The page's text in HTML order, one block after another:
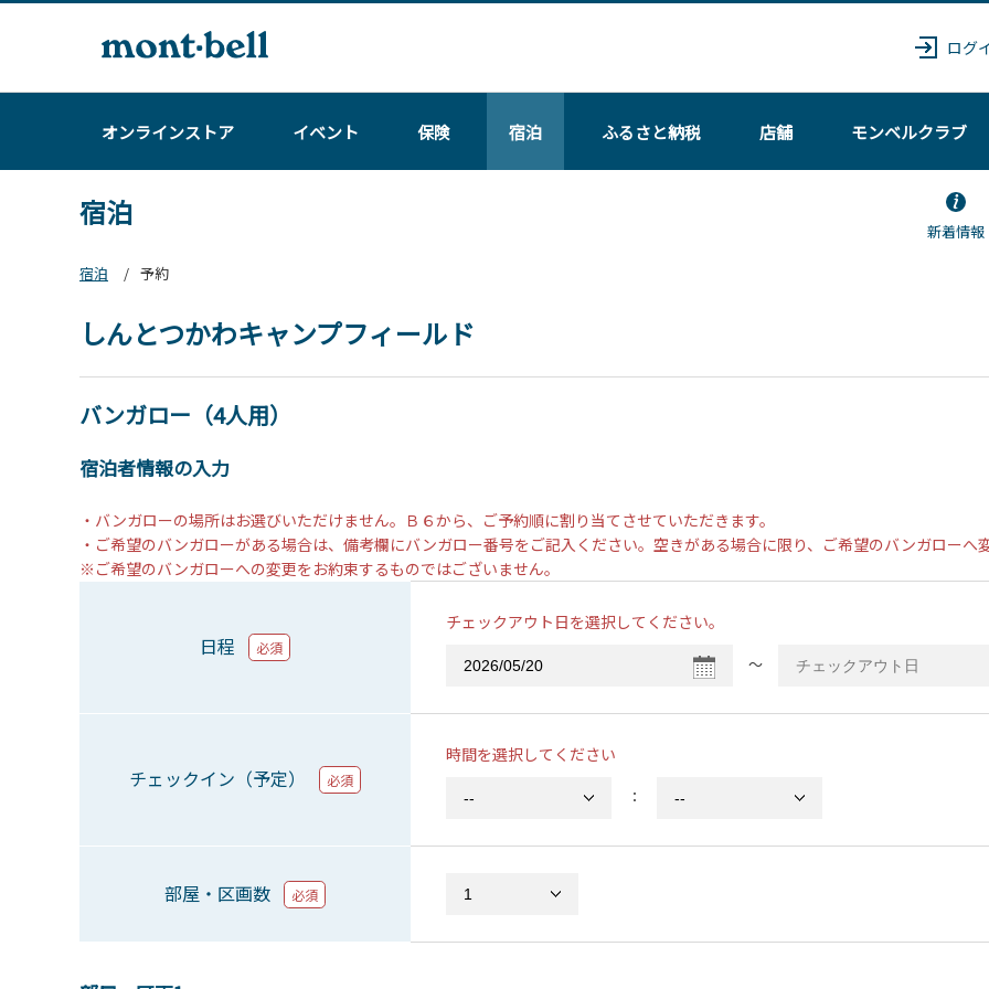
ログ
オンラインストア イベント 保険 宿泊 ふるさと納税 店舗 モンベルクラブ
宿泊
新着情報
宿泊
予約
しんとつかわキャンプフィールド
バンガロー（4人用）
宿泊者情報の入力
・バンガローの場所はお選びいただけません。Ｂ６から、ご予約順に割り当てさせていただきます。
・ご希望のバンガローがある場合は、備考欄にバンガロー番号をご記入ください。空きがある場合に限り、ご希望のバンガローへ
※ご希望のバンガローへの変更をお約束するものではございません。
日程 必須
チェックアウト日を選択してください。
〜
チェックイン（予定） 必須
時間を選択してください
：
部屋・区画数 必須